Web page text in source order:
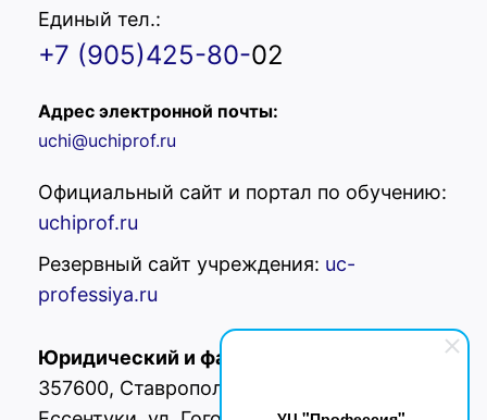
Единый тел.:
+7 (905)425-80-02
Адрес электронной почты:
uchi@uchiprof.ru
Официальный сайт и портал по обучению:
uchiprof.ru
Резервный сайт учреждения: uc-
professiya.ru
Юридический и фактический адрес:
357600, Ставропольский край, г.